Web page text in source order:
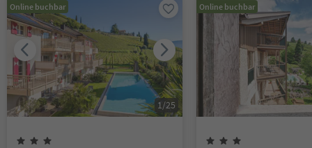
Online buchbar
1/25
Online buchbar